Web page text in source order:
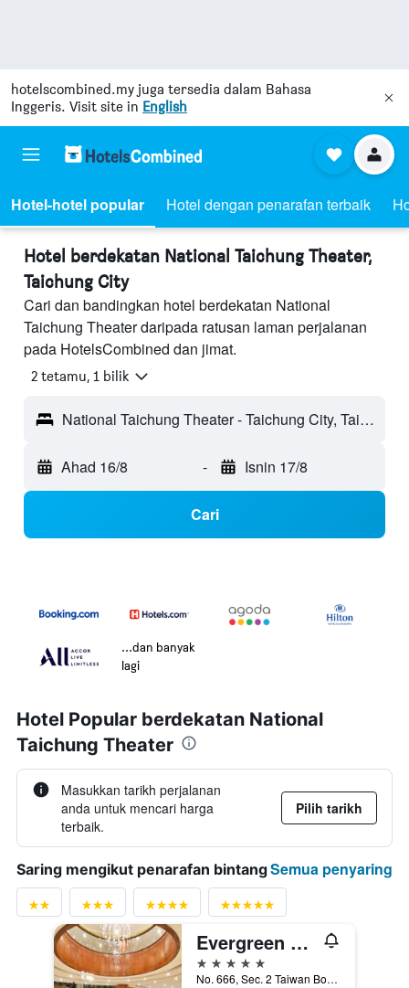
hotelscombined.my juga tersedia dalam Bahasa
Inggeris. Visit site in English
Hotel-hotel popular Hotel dengan penarafan terbaik
Hotel berdekatan National Taichung Theater,
Taichung City
Cari dan bandingkan hotel berdekatan National
Taichung Theater daripada ratusan laman perjalanan
pada HotelsCombined dan jimat.
2 tetamu, 1 bilik
National Taichung Theater - Taichung City, Taiwan
Ahad 16/8 - Isnin 17/8
Cari
...dan banyak
lagi
Hotel Popular berdekatan National
Taichung Theater
Masukkan tarikh perjalanan
anda untuk mencari harga
terbaik.
Pilih tarikh
Saring mengikut penarafan bintangSemua penyaring
Evergreen Laurel Hotel - Taichung
5 bintang
No. 666, Sec. 2 Taiwan Boulevard, Taichung City, Taiwan